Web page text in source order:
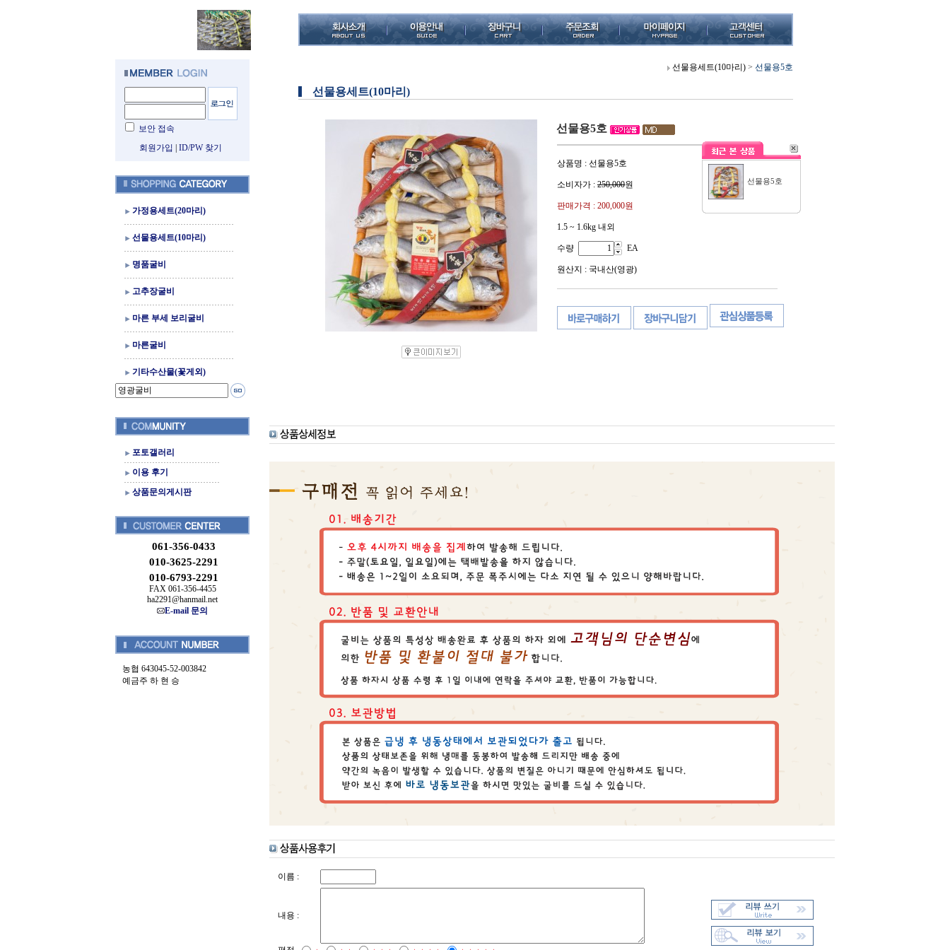
보안 접속
회원가입
ID/PW 찾기
가정용세트(20마리)
선물용세트(10마리)
명품굴비
고추장굴비
마른 부세 보리굴비
마른굴비
기타수산물(꽃게외)
포토갤러리
이용 후기
상품문의게시판
061-356-0433
010-3625-2291
010-6793-2291
FAX 061-356-4455
ha2291@hanmail.net
E-mail 문의
농협 643045-52-003842
예금주 하 현 승
선물용세트(10마리) > 선물용5호
선물용세트(10마리)
선물용5호
상품명 : 선물용5호
소비자가 : 250,000원
판매가격 : 200,000원
1.5 ~ 1.6kg 내외
수량 EA
원산지 : 국내산(영광)
이름 :
내용 :
선물용5호